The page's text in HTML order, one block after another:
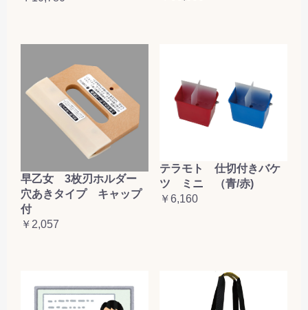
早乙女 3枚刃ホルダー
穴あきタイプ キャップ
付
￥2,057
テラモト 仕切付きバケ
ツ ミニ （青/赤)
￥6,160